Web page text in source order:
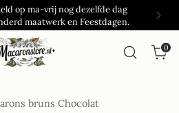
op ma-vrij nog dezelfde dag
maatwerk en Feestdagen.
0
bruns Chocolat